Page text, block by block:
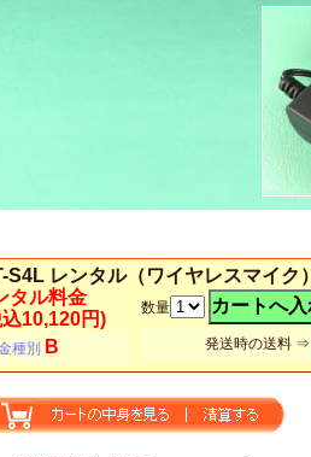
S4L レンタル（ワイヤレスマイク）
タル料金
10,120円)
種別 B
数量
発送時の送料 ⇒